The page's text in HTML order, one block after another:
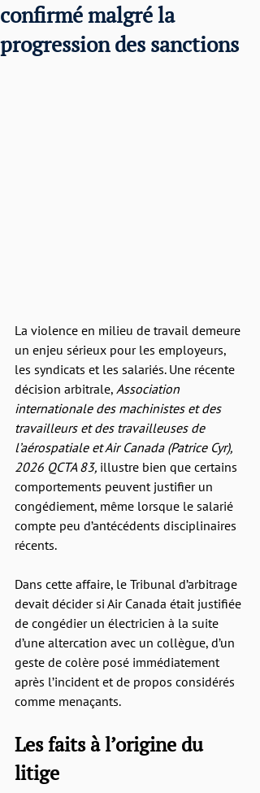
confirmé malgré la
progression des sanctions
La violence en milieu de travail demeure
un enjeu sérieux pour les employeurs,
les syndicats et les salariés. Une récente
décision arbitrale, Association
internationale des machinistes et des
travailleurs et des travailleuses de
l’aérospatiale et Air Canada (Patrice Cyr),
2026 QCTA 83, illustre bien que certains
comportements peuvent justifier un
congédiement, même lorsque le salarié
compte peu d’antécédents disciplinaires
récents.
Dans cette affaire, le Tribunal d’arbitrage
devait décider si Air Canada était justifiée
de congédier un électricien à la suite
d’une altercation avec un collègue, d’un
geste de colère posé immédiatement
après l’incident et de propos considérés
comme menaçants.
Les faits à l’origine du
litige